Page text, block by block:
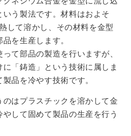
う製法です。材料はおよそ
して溶かし、その材料を金型
を生産します。
て部品の製造を行いますが、
「鋳造」という技術に属しま
品を冷やす技術です。
はプラスチックを溶かして金
して固めて製品の生産を行う